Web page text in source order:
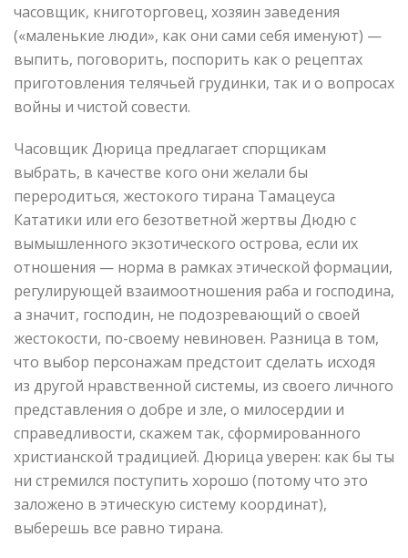
часовщик, книготорговец, хозяин заведения
(«маленькие люди», как они сами себя именуют) —
выпить, поговорить, поспорить как о рецептах
приготовления телячьей грудинки, так и о вопросах
войны и чистой совести.
Часовщик Дюрица предлагает спорщикам
выбрать, в качестве кого они желали бы
переродиться, жестокого тирана Тамацеуса
Кататики или его безответной жертвы Дюдю с
вымышленного экзотического острова, если их
отношения — норма в рамках этической формации,
регулирующей взаимоотношения раба и господина,
а значит, господин, не подозревающий о своей
жестокости, по-своему невиновен. Разница в том,
что выбор персонажам предстоит сделать исходя
из другой нравственной системы, из своего личного
представления о добре и зле, о милосердии и
справедливости, скажем так, сформированного
христианской традицией. Дюрица уверен: как бы ты
ни стремился поступить хорошо (потому что это
заложено в этическую систему координат),
выберешь все равно тирана.